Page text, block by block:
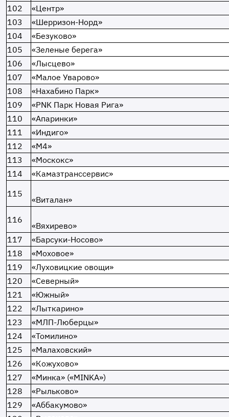
102
«Центр»
103
«Шерризон-Норд»
104
«Безуково»
105
«Зеленые берега»
106
«Лысцево»
107
«Малое Уварово»
108
«Нахабино Парк»
109
«PNK Парк Новая Рига»
110
«Апаринки»
111
«Индиго»
112
«М4»
113
«Москокс»
114
«Камазтранссервис»
115
«Виталан»
116
«Вяхирево»
117
«Барсуки-Носово»
118
«Моховое»
119
«Луховицкие овощи»
120
«Северный»
121
«Южный»
122
«Лыткарино»
123
«МЛП-Люберцы»
124
«Томилино»
125
«Малаховский»
126
«Кожухово»
127
«Минка» («MINKA»)
128
«Рыльково»
129
«Аббакумово»